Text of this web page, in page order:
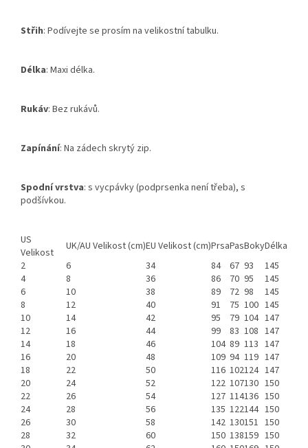
Střih: Podívejte se prosím na velikostní tabulku.
Délka: Maxi délka.
Rukáv: Bez rukávů.
Zapínání: Na zádech skrytý zip.
Spodní vrstva: s vycpávky (podprsenka není třeba), s
podšívkou.
US
Velikost
UK/AU Velikost (cm)EU Velikost (cm)PrsaPasBokyDélka
2
6 34 84 67 93
145
4
8 36 86 70 95
145
6
10 38 89 72 98
145
8
12 40 91 75 100 145
10
14 42 95 79 104 147
12
16 44 99 83 108 147
14
18 46 104 89 113 147
16
20 48 109 94 119 147
18
22 50 116 102124 147
20
24 52 122 107130 150
22
26 54 127 114136 150
24
28 56 135 122144 150
26
30 58 142 130151 150
28
32 60 150 138159 150